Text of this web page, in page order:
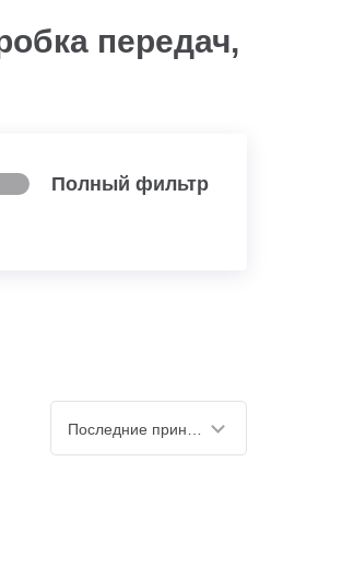
передач,
Полный фильтр